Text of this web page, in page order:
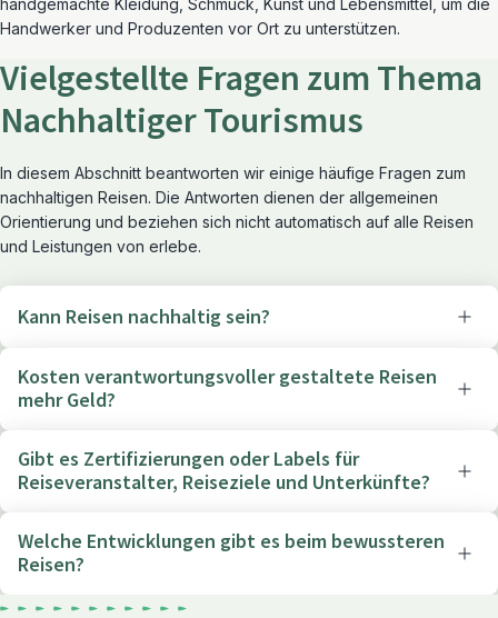
handgemachte Kleidung, Schmuck, Kunst und Lebensmittel, um die
Handwerker und Produzenten vor Ort zu unterstützen.
Vielgestellte Fragen zum Thema
Nachhaltiger Tourismus
In diesem Abschnitt beantworten wir einige häufige Fragen zum
nachhaltigen Reisen. Die Antworten dienen der allgemeinen
Orientierung und beziehen sich nicht automatisch auf alle Reisen
und Leistungen von erlebe.
Kann Reisen nachhaltig sein?
Kosten verantwortungsvoller gestaltete Reisen
mehr Geld?
Gibt es Zertifizierungen oder Labels für
Reiseveranstalter, Reiseziele und Unterkünfte?
Welche Entwicklungen gibt es beim bewussteren
Reisen?